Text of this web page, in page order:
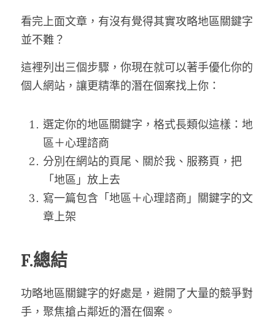
看完上面文章，有沒有覺得其實攻略地區關鍵字
並不難？
這裡列出三個步驟，你現在就可以著手優化你的
個人網站，讓更精準的潛在個案找上你：
選定你的地區關鍵字，格式長類似這樣：地
區＋心理諮商
分別在網站的頁尾、關於我、服務頁，把
「地區」放上去
寫一篇包含「地區＋心理諮商」關鍵字的文
章上架
F.總結
功略地區關鍵字的好處是，避開了大量的競爭對
手，聚焦搶占鄰近的潛在個案。